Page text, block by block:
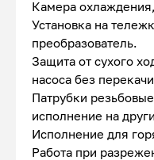
Камера
Установка на
преобразователь.
Защита от сухого
насоса без
Патрубки
исполнение на
Исполнение для
Работа при